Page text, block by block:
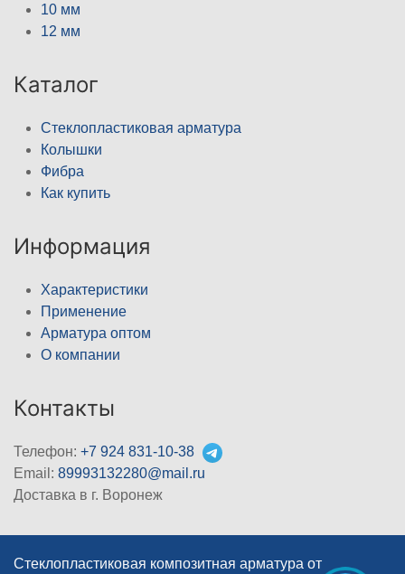
10 мм
12 мм
Каталог
Стеклопластиковая арматура
Колышки
Фибра
Как купить
Информация
Характеристики
Применение
Арматура оптом
О компании
Контакты
Телефон: +7 924 831-10-38
Email: 89993132280@mail.ru
Доставка в г. Воронеж
Стеклопластиковая композитная арматура от